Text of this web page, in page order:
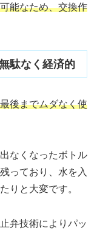
能なため、交換作
駄なく経済的
後までムダなく使
なくなったボトル
っており、水を入
りと大変です。
弁技術によりパッ